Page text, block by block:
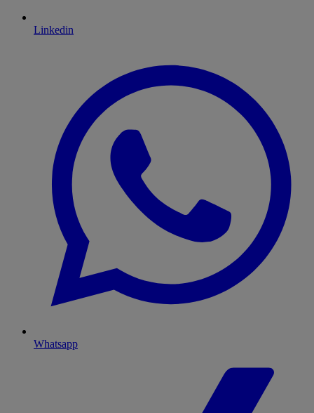
Linkedin
Whatsapp